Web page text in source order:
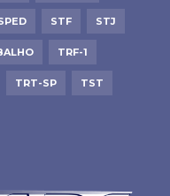
STF STJ
TRF-1
TRT-SP TST